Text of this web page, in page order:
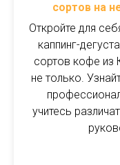
сортов на
Откройте для
каппинг-
сортов кофе из
не только.
учитесь